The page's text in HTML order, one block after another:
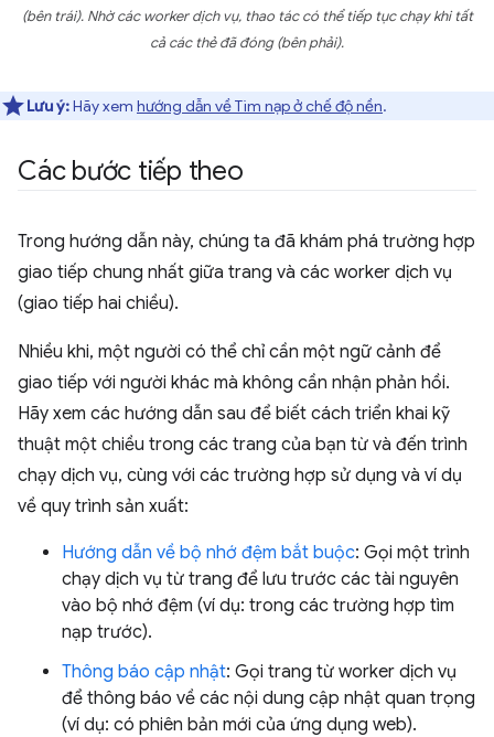
(bên trái). Nhờ các worker dịch vụ, thao tác có thể tiếp tục chạy khi tất
cả các thẻ đã đóng (bên phải).
Lưu ý:Hãy xem hướng dẫn về Tìm nạp ở chế độ nền.
Các bước tiếp theo
Trong hướng dẫn này, chúng ta đã khám phá trường hợp
giao tiếp chung nhất giữa trang và các worker dịch vụ
(giao tiếp hai chiều).
Nhiều khi, một người có thể chỉ cần một ngữ cảnh để
giao tiếp với người khác mà không cần nhận phản hồi.
Hãy xem các hướng dẫn sau để biết cách triển khai kỹ
thuật một chiều trong các trang của bạn từ và đến trình
chạy dịch vụ, cùng với các trường hợp sử dụng và ví dụ
về quy trình sản xuất:
Hướng dẫn về bộ nhớ đệm bắt buộc: Gọi một trình
chạy dịch vụ từ trang để lưu trước các tài nguyên
vào bộ nhớ đệm (ví dụ: trong các trường hợp tìm
nạp trước).
Thông báo cập nhật: Gọi trang từ worker dịch vụ
để thông báo về các nội dung cập nhật quan trọng
(ví dụ: có phiên bản mới của ứng dụng web).